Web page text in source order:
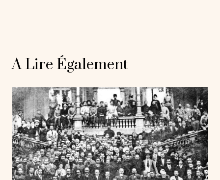
A Lire Également